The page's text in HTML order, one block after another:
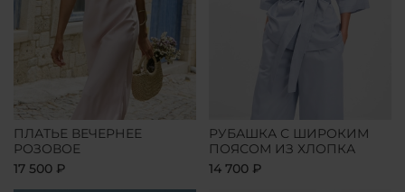
ПЛАТЬЕ ВЕЧЕРНЕЕ
РОЗОВОЕ
17 500 ₽
РУБАШКА С ШИРОКИМ
ПОЯСОМ ИЗ ХЛОПКА
14 700 ₽